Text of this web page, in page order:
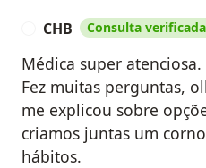
CHB Consulta verificada
Médica super atenciosa.
Fez muitas perguntas,
me explicou sobre
criamos juntas um
hábitos.